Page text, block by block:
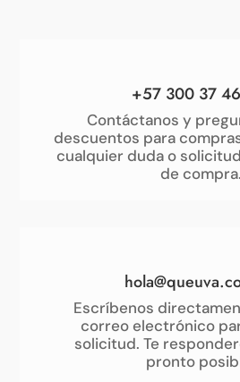
+57 300 37
Contáctanos y
descuentos para
cualquier duda o
de compra.
Escríbenos
correo electrónico
solicitud. Te
pronto